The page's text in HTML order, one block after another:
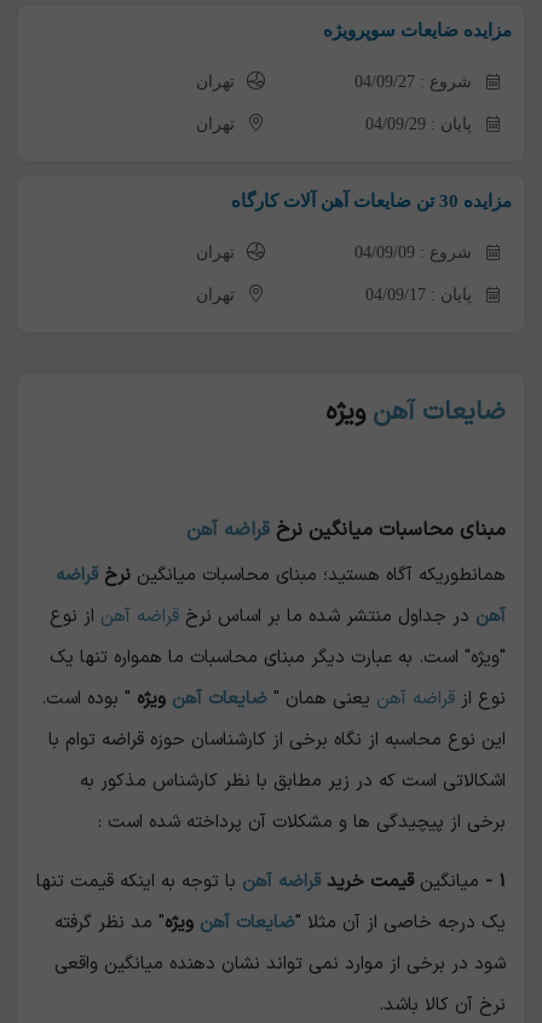
مزایده ضایعات سوپرویژه
شروع : 04/09/27 تهران
پایان : 04/09/29 تهران
مزایده 30 تن ضایعات آهن آلات کارگاه
شروع : 04/09/09 تهران
پایان : 04/09/17 تهران
ضایعات آهنویژه
مبنای محاسبات میانگین نرخ قراضه آهن
همانطوریکه آگاه هستید؛ مبنای محاسبات میانگین نرخقراضه
آهن در جداول منتشر شده ما بر اساس نرخ قراضه آهن از نوع
"ویژه" است. به عبارت دیگر مبنای محاسبات ما همواره تنها یک
نوع از قراضه آهن یعنی همان " ضایعات آهن ویژه " بوده است.
این نوع محاسبه از نگاه برخی از کارشناسان حوزه قراضه توام با
اشکالاتی است که در زیر مطابق با نظر کارشناس مذکور به
برخی از پیچیدگی ها و مشکلات آن پرداخته شده است :
1 - میانگینقیمت خریدقراضه آهن با توجه به اینکه قیمت تنها
یک درجه خاصی از آن مثلا "ضایعات آهن ویژه" مد نظر گرفته
شود در برخی از موارد نمی تواند نشان دهنده میانگین واقعی
نرخ آن کالا باشد.